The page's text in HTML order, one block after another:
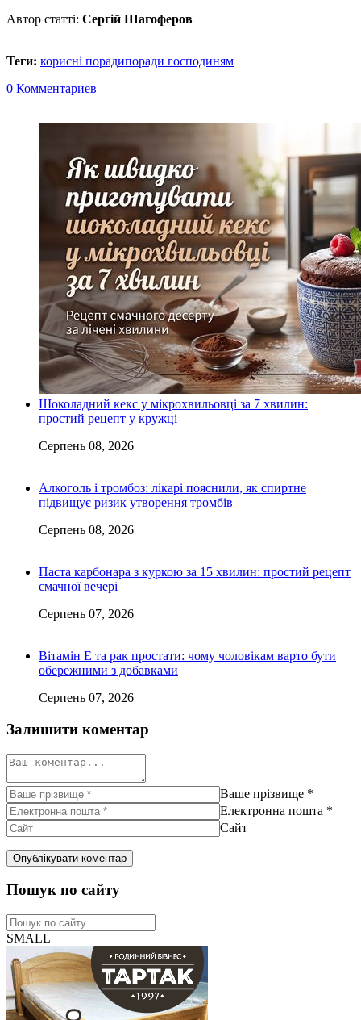
Автор статті: Сергій Шагоферов
Теги: корисні порадипоради господиням
0 Комментариев
Шоколадний кекс у мікрохвильовці за 7 хвилин:
простий рецепт у кружці
Серпень 08, 2026
Алкоголь і тромбоз: лікарі пояснили, як спиртне
підвищує ризик утворення тромбів
Серпень 08, 2026
Паста карбонара з куркою за 15 хвилин: простий рецепт
смачної вечері
Серпень 07, 2026
Вітамін Е та рак простати: чому чоловікам варто бути
обережними з добавками
Серпень 07, 2026
Залишити коментар
Ваше прізвище *
Електронна пошта *
Сайт
Пошук по сайту
SMALL